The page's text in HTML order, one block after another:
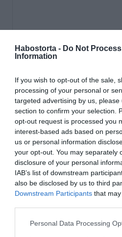
Habostorta - Do Not
Information
If you wish to opt-out of the sale,
processing of your personal or
targeted advertising by us,
section to confirm your selection.
opt-out request is processed you
interest-based ads based on
us or personal information
your opt-out. You may separately
disclosure of your personal
IAB’s list of downstream
also be disclosed by us to third
Downstream Participants that
Please note that this website/app
Personal Data Processing